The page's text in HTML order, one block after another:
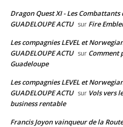
Dragon Quest XI - Les
GUADELOUPE ACTU sur Fire
Les compagnies LEVEL et
GUADELOUPE ACTU sur Comment
Guadeloupe
Les compagnies LEVEL et
GUADELOUPE ACTU sur Vols vers
business rentable
Francis Joyon vainqueur de la